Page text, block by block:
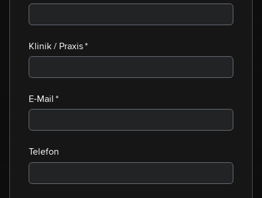
Klinik /​ Praxis*
(erforderlich)
E-Mail *
(erforderlich)
Telefon